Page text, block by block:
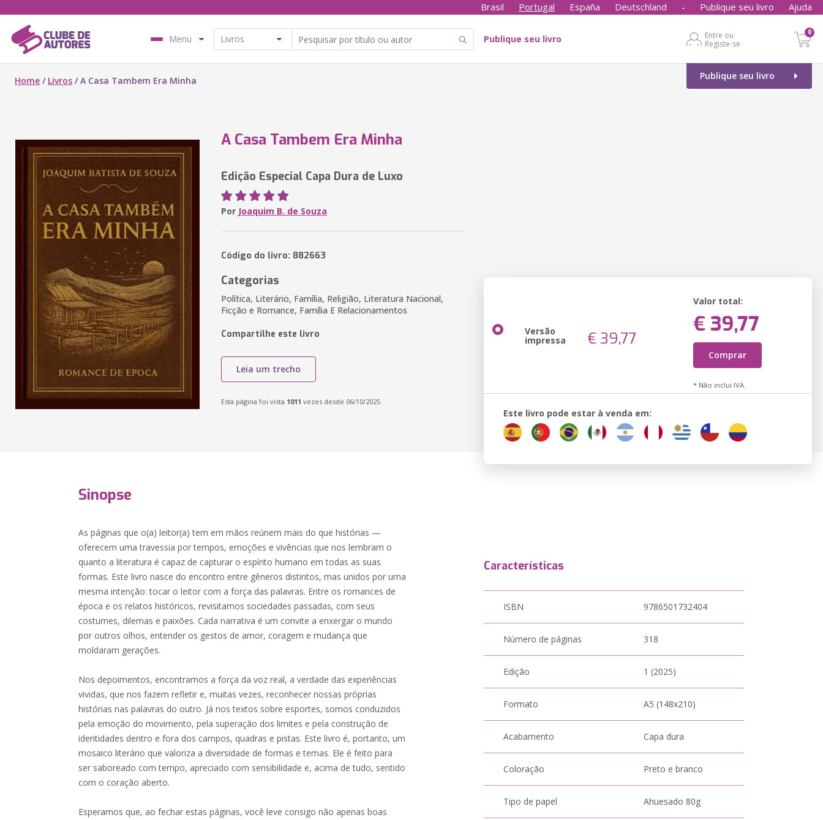
Brasil Portugal España Deutschland - Publique seu livro Ajuda
Menu Publique seu livro
Entre ou
Registe-se
0
Publique seu livro
Home / Livros /A Casa Tambem Era Minha
A Casa Tambem Era Minha
Edição Especial Capa Dura de Luxo
Por Joaquim B. de Souza
Código do livro: 882663
Categorias
Política, Literário, Família, Religião, Literatura Nacional,
Ficção e Romance, Família E Relacionamentos
Compartilhe este livro
Leia um trecho
Esta página foi vista 1011 vezes desde 06/10/2025
Versão
impressa € 39,77
Valor total:
€ 39,77
Comprar
* Não inclui IVA.
Este livro pode estar à venda em:
Sinopse
As páginas que o(a) leitor(a) tem em mãos reúnem mais do que histórias —
oferecem uma travessia por tempos, emoções e vivências que nos lembram o
quanto a literatura é capaz de capturar o espírito humano em todas as suas
formas. Este livro nasce do encontro entre gêneros distintos, mas unidos por uma
mesma intenção: tocar o leitor com a força das palavras. Entre os romances de
época e os relatos históricos, revisitamos sociedades passadas, com seus
costumes, dilemas e paixões. Cada narrativa é um convite a enxergar o mundo
por outros olhos, entender os gestos de amor, coragem e mudança que
moldaram gerações.
Nos depoimentos, encontramos a força da voz real, a verdade das experiências
vividas, que nos fazem refletir e, muitas vezes, reconhecer nossas próprias
histórias nas palavras do outro. Já nos textos sobre esportes, somos conduzidos
pela emoção do movimento, pela superação dos limites e pela construção de
identidades dentro e fora dos campos, quadras e pistas. Este livro é, portanto, um
mosaico literário que valoriza a diversidade de formas e temas. Ele é feito para
ser saboreado com tempo, apreciado com sensibilidade e, acima de tudo, sentido
com o coração aberto.
Esperamos que, ao fechar estas páginas, você leve consigo não apenas boas
Características
ISBN 9786501732404
Número de páginas 318
Edição 1 (2025)
Formato A5 (148x210)
Acabamento Capa dura
Coloração Preto e branco
Tipo de papel Ahuesado 80g